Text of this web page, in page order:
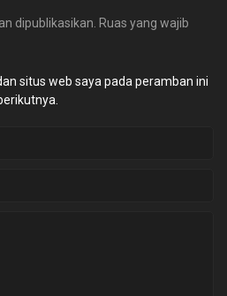
dipublikasikan. Ruas yang wajib
situs web saya pada peramban ini